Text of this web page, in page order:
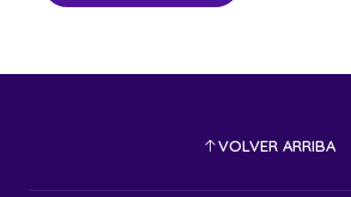
VOLVER ARRIBA